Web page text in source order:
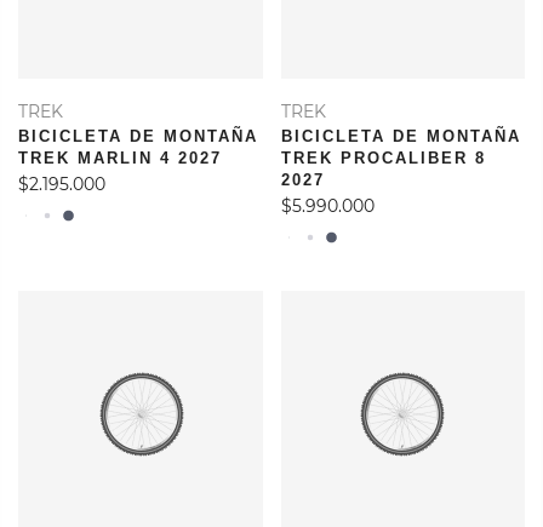
TREK
BICICLETA DE MONTAÑA
TREK MARLIN 4 2027
$2.195.000
TREK
BICICLETA DE MONTAÑA
TREK PROCALIBER 8
2027
$5.990.000